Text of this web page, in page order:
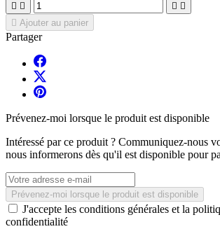
   
 Ajouter au panier
Partager
Prévenez-moi lorsque le produit est disponible
Intéressé par ce produit ? Communiquez-nous
nous informerons dès qu'il est disponible pour
Prévenez-moi lorsque le produit est disponible
J'accepte les conditions générales et la
confidentialité